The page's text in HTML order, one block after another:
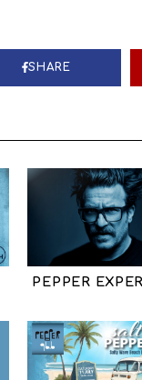
SHARE
PEPPER